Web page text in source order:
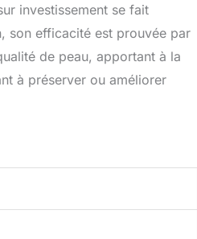
investissement se fait
son efficacité est prouvée par
de peau, apportant à la
à préserver ou améliorer